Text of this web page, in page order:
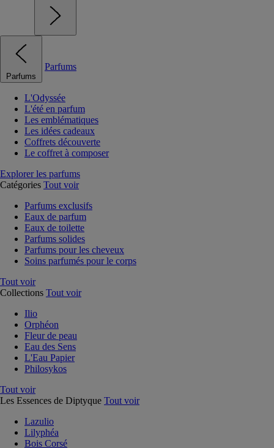
Parfums
Parfums
L'Odyssée
L'été en parfum
Les emblématiques
Les idées cadeaux
Coffrets découverte
Le coffret à composer
Explorer les parfums
Catégories Tout voir
Parfums exclusifs
Eaux de parfum
Eaux de toilette
Parfums solides
Parfums pour les cheveux
Soins parfumés pour le corps
Tout voir
Collections Tout voir
Ilio
Orphéon
Fleur de peau
Eau des Sens
L'Eau Papier
Philosykos
Tout voir
Les Essences de Diptyque Tout voir
Lazulio
Lilyphéa
Bois Corsé